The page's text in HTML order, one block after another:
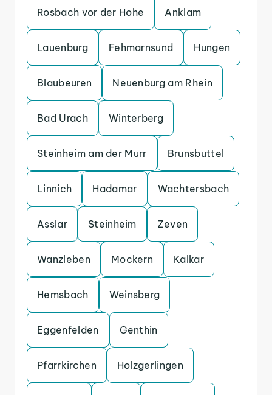
Rosbach vor der Hohe Anklam
Lauenburg Fehmarnsund Hungen
Blaubeuren Neuenburg am Rhein
Bad Urach Winterberg
Steinheim am der Murr Brunsbuttel
Linnich Hadamar Wachtersbach
Asslar Steinheim Zeven
Wanzleben Mockern Kalkar
Hemsbach Weinsberg
Eggenfelden Genthin
Pfarrkirchen Holzgerlingen